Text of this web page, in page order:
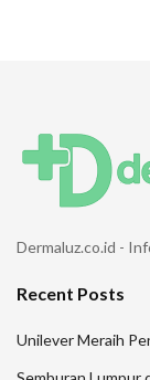
Dermaluz.co.id -
Recent Posts
Unilever Meraih